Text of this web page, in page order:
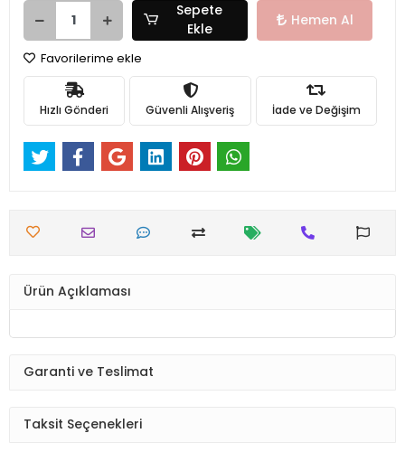
Sepete
Ekle
Hemen Al
Favorilerime ekle
Hızlı Gönderi Güvenli Alışveriş İade ve Değişim
Ürün Açıklaması
Garanti ve Teslimat
Taksit Seçenekleri